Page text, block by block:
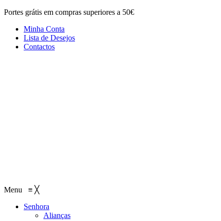
Portes grátis em compras superiores a 50€
Minha Conta
Lista de Desejos
Contactos
Menu ≡ ╳
Senhora
Alianças